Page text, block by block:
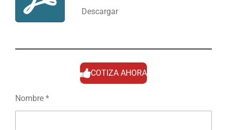
Descargar
COTIZA AHORA
Nombre *